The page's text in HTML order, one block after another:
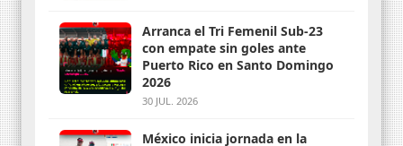
Arranca el Tri Femenil Sub-23
con empate sin goles ante
Puerto Rico en Santo Domingo
2026
30 JUL. 2026
México inicia jornada en la